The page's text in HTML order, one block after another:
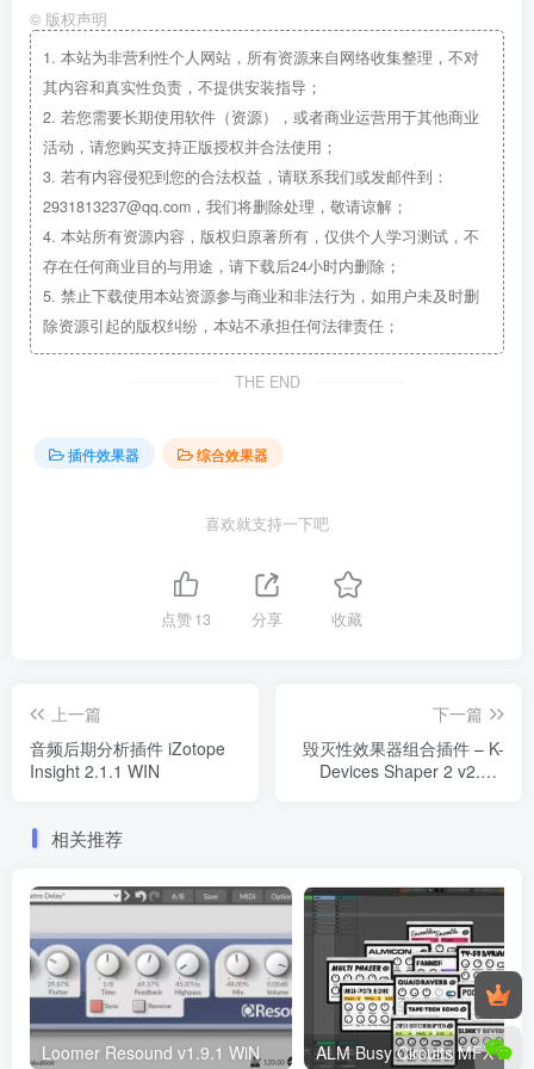
© 版权声明
1. 本站为非营利性个人网站，所有资源来自网络收集整理，不对
其内容和真实性负责，不提供安装指导；
2. 若您需要长期使用软件（资源），或者商业运营用于其他商业
活动，请您购买支持正版授权并合法使用；
3. 若有内容侵犯到您的合法权益，请联系我们或发邮件到：
2931813237@qq.com，我们将删除处理，敬请谅解；
4. 本站所有资源内容，版权归原著所有，仅供个人学习测试，不
存在任何商业目的与用途，请下载后24小时内删除；
5. 禁止下载使用本站资源参与商业和非法行为，如用户未及时删
除资源引起的版权纠纷，本站不承担任何法律责任；
THE END
插件效果器 综合效果器
喜欢就支持一下吧
点赞13 分享 收藏
上一篇
音频后期分析插件 iZotope
Insight 2.1.1 WIN
下一篇
毁灭性效果器组合插件 – K-
Devices Shaper 2 v2.0.0
相关推荐
Loomer Resound v1.9.1 WiN